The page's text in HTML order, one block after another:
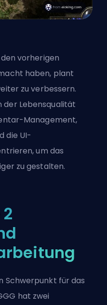
vorherigen
haben, plant
zu verbessern.
der Lebensqualität
Management,
die UI-
um das
zu gestalten.
Schwerpunkt für das
hat zwei